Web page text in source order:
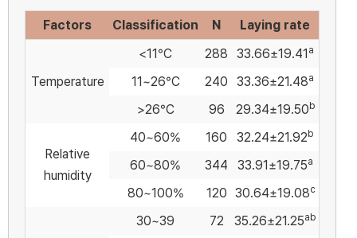
Factors Classification N Laying rate
Temperature
<11°C 288 33.66±19.41 a
11~26°C 240 33.36±21.48a
>26°C 96 29.34±19.50b
Relative
humidity
40~60% 160 32.24±21.92b
60~80% 344 33.91±19.75a
80~100% 120 30.64±19.08c
30~39 72 35.26±21.25ab